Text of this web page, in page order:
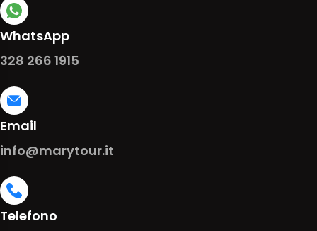
WhatsApp
328 266 1915
Email
info@marytour.it
Telefono